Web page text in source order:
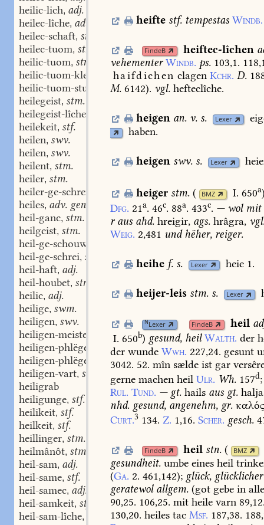
heilic-lich, adj.
heilec-lîche, adv.
heilec-schaft, stf.
heilec-tuom, stn.
heilic-tuom, stn.
heilic-tuom-kleinôt
stn.
heilic-tuom-stuol
stn.
heilegeist, stm.
heilegeist-lîcheit
heilekeit, stf.
heilen, swv.
heilen, swv.
heilent, stm.
heiler, stm.
heiler-ge-schrei
heiles, adv. gen.
heil-ganc, stm.
heilgeist, stm.
heil-ge-schouwede
heil-ge-schrei, stn.
heil-haft, adj.
heil-houbet, stn.
heilic, adj.
heilige, swm.
heiligen, swv.
heiligen-meister
stm.
heiligen-phlëge
heiligen-phlëger
stm.
heiligen-vart, stf.
heiligrab
heiligunge, stf.
heilikeit, stf.
heilkeit, stf.
heillinger, stm.
heilmânôt, stm.
heil-sam, adj.
heil-same, stf.
heil-samec, adj.
heil-samkeit, stf.
heil-sam-lîche,
heifte stf. tempestas Windb.
FindeB heiftec-lîchen
vehementer Windb. ps. 103,1.
haifdichen clagen Kchr. D.
M. 6142). vgl. hefteclîche.
heigen an. v. s. Lexer
haben.
heigen swv. s. Lexer
heiger stm. ( BMZ I. 650a
Dfg. 21a. 46c. 88a. 433c. — wolmit
r aus ahd. hreigir, ags. hrâgra,
Weig. 2,481 undhëher, reiger.
heihe f. s. Lexer heie 1.
heijer-leis stm. s. Lexer
NLexer FindeB heil
I. 650b) gesund, heil Walth. der
der wunde Wwh. 227,24. gesunt
3042. 52. mîn sælde ist gar
gerne machen heil Ulr. Wh. 157d;
Rul. Tund. — gt. hails aus gt.
nhd. gesund, angenehm, gr.
Curt.3 134. Z. 1,16. Scher. gesch.
FindeB heil stn. ( BMZ
gesundheit. umbe eines heil
(Ga. 2. 461,142); glück, glücklicher
geratewol allgem. (got gebe in
90,25. 106,25. mit heile varn
130,20. heiles tac Msf. 187,38.